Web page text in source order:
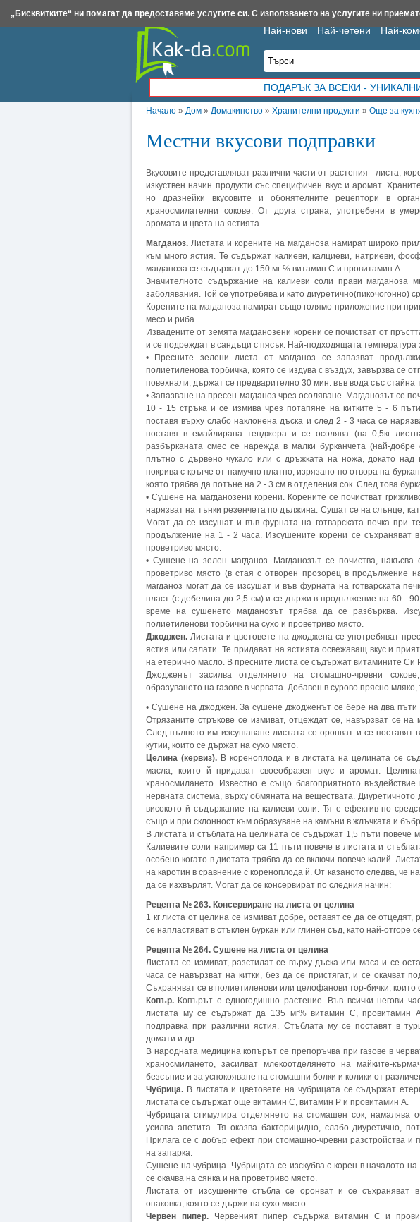
Начало » Дом » Домакинство » Хранителни продукти » Още за
Местни вкусови подправки
Вкусовите представляват различни части от растения - листа,
изкуствен начин продукти със специфичен вкус и аромат.
но дразнейки вкусовите и обонятелните рецептори в
храносмилателни сокове. От друга страна, употребени в
аромата и цвета на ястията.
Магданоз. Листата и корените на магданоза намират широко
към много ястия. Те съдържат калиеви, калциеви, натриеви,
магданоза се съдържат до 150 мг % витамин С и провитамин А.
Значителното съдържание на калиеви соли прави магданоза
заболявания. Той се употребява и като диуретично(пикочогонно)
Корените на магданоза намират също голямо приложение при
месо и риба.
Извадените от земята магданозени корени се почистват от
и се подреждат в сандъци с пясък. Най-подходящата температура
• Пресните зелени листа от магданоз се запазват
полиетиленова торбичка, която се издува с въздух, завързва се
повехнали, държат се предварително 30 мин. във вода със стайна
• Запазване на пресен магданоз чрез осоляване. Магданозът се
10 - 15 стръка и се измива чрез потапяне на китките 5 - 6
поставя върху слабо наклонена дъска и след 2 - 3 часа се
поставя в емайлирана тенджера и се осолява (на 0,5кг
разбърканата смес се нарежда в малки бурканчета (най-добре
плътно с дървено чукало или с дръжката на ножа, докато над
покрива с кръгче от памучно платно, изрязано по отвора на
която трябва да потъне на 2 - 3 см в отделения сок. След това
• Сушене на магданозени корени. Корените се почистват
нарязват на тънки резенчета по дължина. Сушат се на слънце,
Могат да се изсушат и във фурната на готварската печка при
продължение на 1 - 2 часа. Изсушените корени се съхраняват
проветриво място.
• Сушене на зелен магданоз. Магданозът се почиства,
проветриво място (в стая с отворен прозорец в продължение
магданоз могат да се изсушат и във фурната на готварската
пласт (с дебелина до 2,5 см) и се държи в продължение на 60 -
време на сушенето магданозът трябва да се разбърква.
полиетиленови торбички на сухо и проветриво място.
Джоджен. Листата и цветовете на джоджена се употребяват
ястия или салати. Те придават на ястията освежаващ вкус и
на етерично масло. В пресните листа се съдържат витамините Си
Джодженът засилва отделянето на стомашно-чревни
образуването на газове в червата. Добавен в сурово прясно
• Сушене на джоджен. За сушене джодженът се бере на два пъти
Отрязаните стръкове се измиват, отцеждат се, навързват се на
След пълното им изсушаване листата се оронват и се поставят
кутии, които се държат на сухо място.
Целина (кервиз). В кореноплода и в листата на целината се
масла, които й придават своеобразен вкус и аромат.
храносмилането. Известно е също благоприятното
нервната система, върху обмяната на веществата.
високото й съдържание на калиеви соли. Тя е ефектив-но
също и при склонност към образуване на камъни в жлъчката и
В листата и стъблата на целината се съдържат 1,5 пъти повече
Калиевите соли например са 11 пъти повече в листата и
особено когато в диетата трябва да се включи повече калий.
на каротин в сравнение с кореноплода й. От казаното следва, че
да се изхвърлят. Могат да се консервират по следния начин:
Рецепта № 263. Консервиране на листа от целина
1 кг листа от целина се измиват добре, оставят се да се отцедят,
се напластяват в стъклен буркан или глинен съд, като най-отгоре
Рецепта № 264. Сушене на листа от целина
Листата се измиват, разстилат се върху дъска или маса и се
часа се навързват на китки, без да се пристягат, и се окачват
Съхраняват се в полиетиленови или целофанови тор-бички, които
Копър. Копърът е едногодишно растение. Във всички негови
листата му се съдържат да 135 мг% витамин С, провитамин
подправка при различни ястия. Стъблата му се поставят в
домати и др.
В народната медицина копърът се препоръчва при газове в
храносмилането, засилват млекоотделянето на майките-
безсъние и за успокояване на стомашни болки и колики от
Чубрица. В листата и цветовете на чубрицата се съдържат
листата се съдържат още витамин С, витамин Р и провитамин А.
Чубрицата стимулира отделянето на стомашен сок, намалява
усилва апетита. Тя оказва бактерицидно, слабо диуретично,
Прилага се с добър ефект при стомашно-чревни разстройства
на запарка.
Сушене на чубрица. Чубрицата се изскубва с корен в началото
се окачва на сянка и на проветриво място.
Листата от изсушените стъбла се оронват и се съхраняват
опаковка, която се държи на сухо място.
Червен пипер.Червеният пипер съдържа витамин С и
Най-нови Най-четени Най-
ПОДАРЪК ЗА ВСЕКИ -
Insert.bg Framar.bg Kak-da.com Iztochnik.com BauBau.bg NewAge.bg
„Бисквитките“ ни помагат да предоставяме услугите си. С използването на услугите ни